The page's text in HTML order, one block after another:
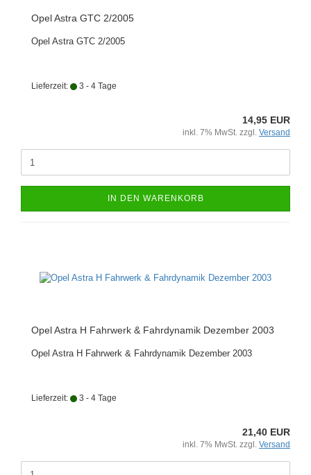
Opel Astra GTC 2/2005
Opel Astra GTC 2/2005
Lieferzeit: 3 - 4 Tage
14,95 EUR
inkl. 7% MwSt. zzgl. Versand
IN DEN WARENKORB
Opel Astra H Fahrwerk & Fahrdynamik Dezember 2003
Opel Astra H Fahrwerk & Fahrdynamik Dezember 2003
Lieferzeit: 3 - 4 Tage
21,40 EUR
inkl. 7% MwSt. zzgl. Versand